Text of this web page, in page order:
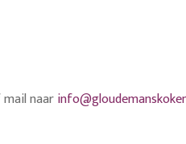
naar